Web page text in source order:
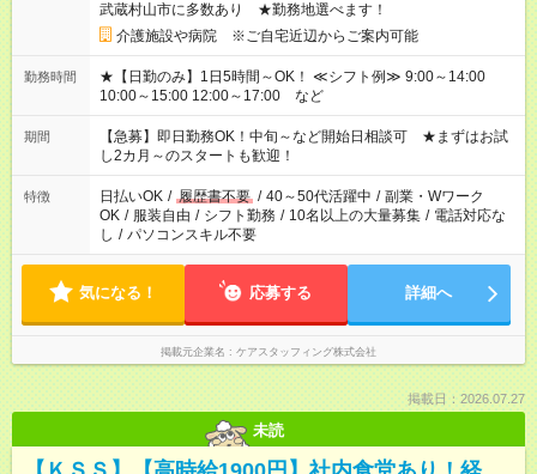
武蔵村山市に多数あり ★勤務地選べます！
介護施設や病院 ※ご自宅近辺からご案内可能
勤務時間
★【日勤のみ】1日5時間～OK！ ≪シフト例≫ 9:00～14:00
10:00～15:00 12:00～17:00 など
期間
【急募】即日勤務OK！中旬～など開始日相談可 ★まずはお試
し2カ月～のスタートも歓迎！
特徴 日払いOK / 履歴書不要 / 40～50代活躍中 / 副業・Wワーク
OK / 服装自由 / シフト勤務 / 10名以上の大量募集 / 電話対応な
し / パソコンスキル不要
気になる！ 応募する 詳細へ
掲載元企業名 ケアスタッフィング株式会社
掲載日：2026.07.27
未読